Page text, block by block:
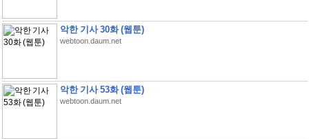
악한 기사 30화 (웹툰)
webtoon.daum.net
악한 기사 53화 (웹툰)
webtoon.daum.net